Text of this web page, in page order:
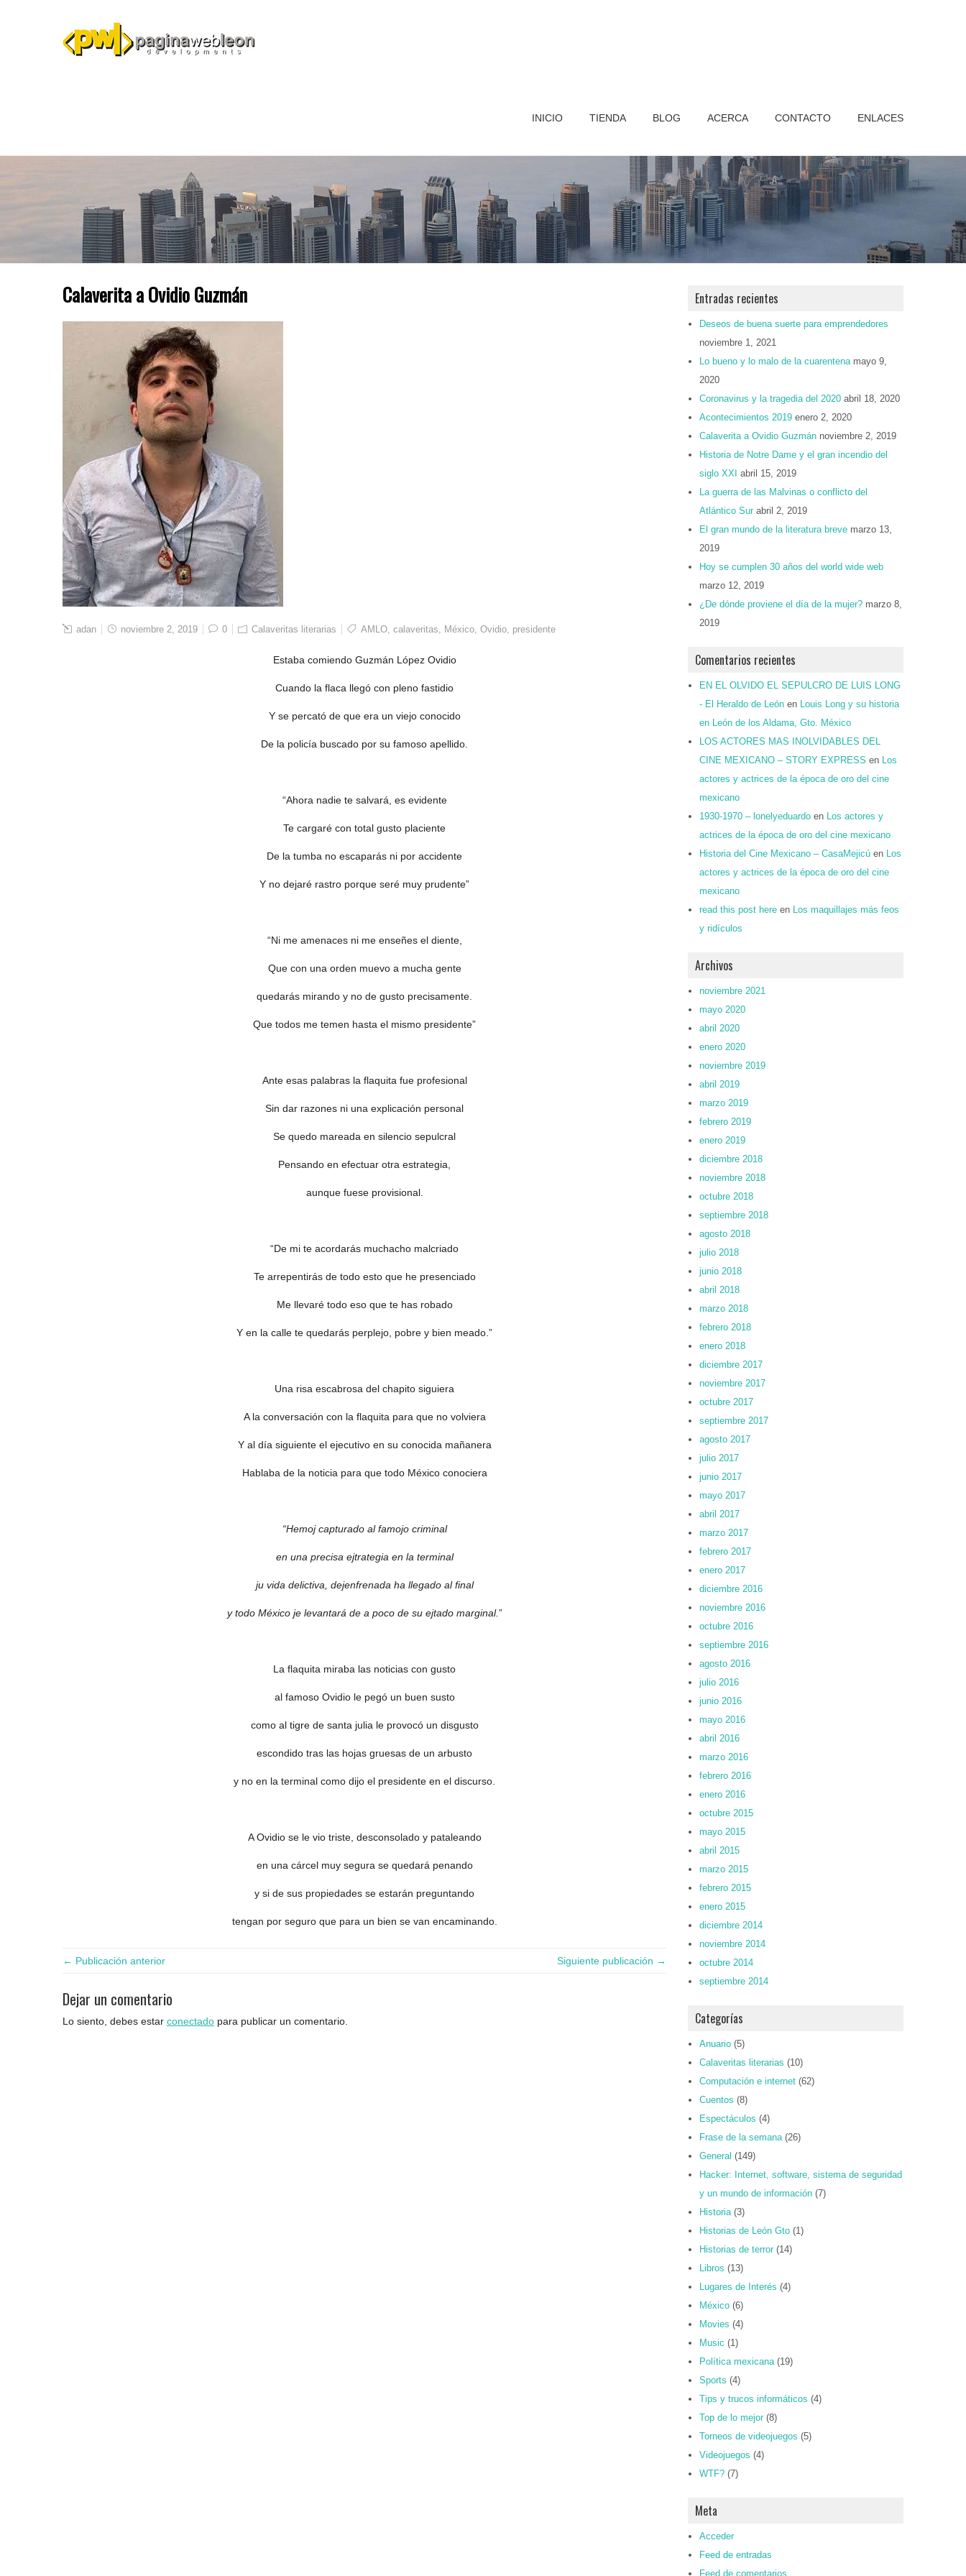
INICIO TIENDA BLOG ACERCA CONTACTO ENLACES
Calaverita a Ovidio Guzmán
adan noviembre 2, 2019 0 Calaveritas literarias AMLO, calaveritas, México, Ovidio, presidente
Estaba comiendo Guzmán López Ovidio
Cuando la flaca llegó con pleno fastidio
Y se percató de que era un viejo conocido
De la policía buscado por su famoso apellido.
“Ahora nadie te salvará, es evidente
Te cargaré con total gusto placiente
De la tumba no escaparás ni por accidente
Y no dejaré rastro porque seré muy prudente”
“Ni me amenaces ni me enseñes el diente,
Que con una orden muevo a mucha gente
quedarás mirando y no de gusto precisamente.
Que todos me temen hasta el mismo presidente”
Ante esas palabras la flaquita fue profesional
Sin dar razones ni una explicación personal
Se quedo mareada en silencio sepulcral
Pensando en efectuar otra estrategia,
aunque fuese provisional.
“De mi te acordarás muchacho malcriado
Te arrepentirás de todo esto que he presenciado
Me llevaré todo eso que te has robado
Y en la calle te quedarás perplejo, pobre y bien meado.”
Una risa escabrosa del chapito siguiera
A la conversación con la flaquita para que no volviera
Y al día siguiente el ejecutivo en su conocida mañanera
Hablaba de la noticia para que todo México conociera
“Hemoj capturado al famojo criminal
en una precisa ejtrategia en la terminal
ju vida delictiva, dejenfrenada ha llegado al final
y todo México je levantará de a poco de su ejtado marginal.”
La flaquita miraba las noticias con gusto
al famoso Ovidio le pegó un buen susto
como al tigre de santa julia le provocó un disgusto
escondido tras las hojas gruesas de un arbusto
y no en la terminal como dijo el presidente en el discurso.
A Ovidio se le vio triste, desconsolado y pataleando
en una cárcel muy segura se quedará penando
y si de sus propiedades se estarán preguntando
tengan por seguro que para un bien se van encaminando.
← Publicación anterior Siguiente publicación →
Dejar un comentario
Lo siento, debes estar conectado para publicar un comentario.
Entradas recientes
Deseos de buena suerte para emprendedores
noviembre 1, 2021
Lo bueno y lo malo de la cuarentena mayo 9,
2020
Coronavirus y la tragedia del 2020 abril 18, 2020
Acontecimientos 2019 enero 2, 2020
Calaverita a Ovidio Guzmán noviembre 2, 2019
Historia de Notre Dame y el gran incendio del
siglo XXI abril 15, 2019
La guerra de las Malvinas o conflicto del
Atlántico Sur abril 2, 2019
El gran mundo de la literatura breve marzo 13,
2019
Hoy se cumplen 30 años del world wide web
marzo 12, 2019
¿De dónde proviene el día de la mujer? marzo 8,
2019
Comentarios recientes
EN EL OLVIDO EL SEPULCRO DE LUIS LONG
- El Heraldo de León en Louis Long y su historia
en León de los Aldama, Gto. México
LOS ACTORES MAS INOLVIDABLES DEL
CINE MEXICANO – STORY EXPRESS en Los
actores y actrices de la época de oro del cine
mexicano
1930-1970 – lonelyeduardo en Los actores y
actrices de la época de oro del cine mexicano
Historia del Cine Mexicano – CasaMejicú en Los
actores y actrices de la época de oro del cine
mexicano
read this post here en Los maquillajes más feos
y ridículos
Archivos
noviembre 2021
mayo 2020
abril 2020
enero 2020
noviembre 2019
abril 2019
marzo 2019
febrero 2019
enero 2019
diciembre 2018
noviembre 2018
octubre 2018
septiembre 2018
agosto 2018
julio 2018
junio 2018
abril 2018
marzo 2018
febrero 2018
enero 2018
diciembre 2017
noviembre 2017
octubre 2017
septiembre 2017
agosto 2017
julio 2017
junio 2017
mayo 2017
abril 2017
marzo 2017
febrero 2017
enero 2017
diciembre 2016
noviembre 2016
octubre 2016
septiembre 2016
agosto 2016
julio 2016
junio 2016
mayo 2016
abril 2016
marzo 2016
febrero 2016
enero 2016
octubre 2015
mayo 2015
abril 2015
marzo 2015
febrero 2015
enero 2015
diciembre 2014
noviembre 2014
octubre 2014
septiembre 2014
Categorías
Anuario (5)
Calaveritas literarias (10)
Computación e internet (62)
Cuentos (8)
Espectáculos (4)
Frase de la semana(26)
General (149)
Hacker: Internet, software, sistema de seguridad
y un mundo de información (7)
Historia(3)
Historias de León Gto (1)
Historias de terror (14)
Libros (13)
Lugares de Interés (4)
México (6)
Movies (4)
Music (1)
Política mexicana(19)
Sports (4)
Tips y trucos informáticos (4)
Top de lo mejor (8)
Torneos de videojuegos (5)
Videojuegos (4)
WTF? (7)
Meta
Acceder
Feed de entradas
Feed de comentarios